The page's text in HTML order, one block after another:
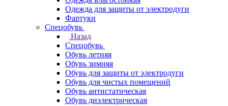
Одежда для защиты от электродуги
Фартуки
Спецобувь
Назад
Спецобувь
Обувь летняя
Обувь зимняя
Обувь для защиты от электродуги
Обувь для чистых помещений
Обувь антистатическая
Обувь диэлектрическая